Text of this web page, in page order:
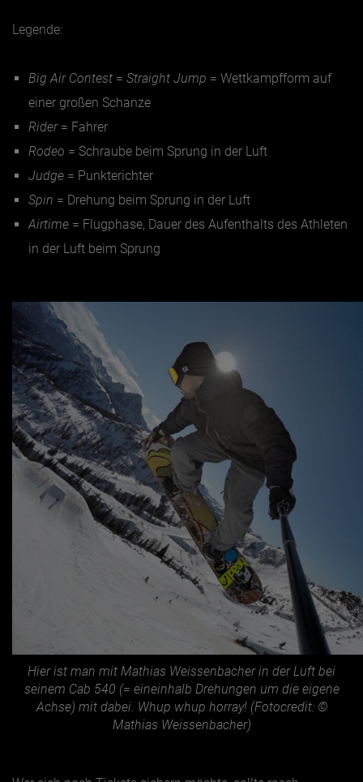
Legende:
Big Air Contest = Straight Jump = Wettkampfform auf
einer großen Schanze
Rider= Fahrer
Rodeo = Schraube beim Sprung in der Luft
Judge = Punkterichter
Spin = Drehung beim Sprung in der Luft
Airtime = Flugphase, Dauer des Aufenthalts des Athleten
in der Luft beim Sprung
Hier ist man mit Mathias Weissenbacher in der Luft bei
seinem Cab 540 (= eineinhalb Drehungen um die eigene
Achse) mit dabei. Whup whup horray! (Fotocredit: ©
Mathias Weissenbacher)